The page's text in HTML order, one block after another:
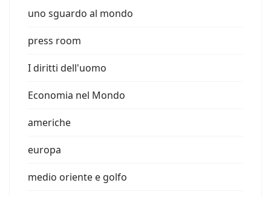
uno sguardo al mondo
press room
I diritti dell'uomo
Economia nel Mondo
americhe
europa
medio oriente e golfo